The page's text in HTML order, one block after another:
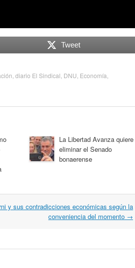
Tweet
diario El Sindical DNU Economía
La Libertad Avanza quiere
eliminar el Senado
bonaerense
y sus contradicciones económicas según la
conveniencia del momento →